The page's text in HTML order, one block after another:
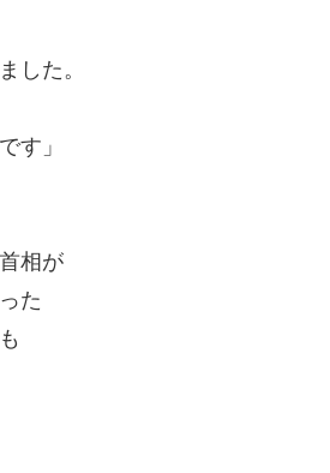
した。
す」
相が
た